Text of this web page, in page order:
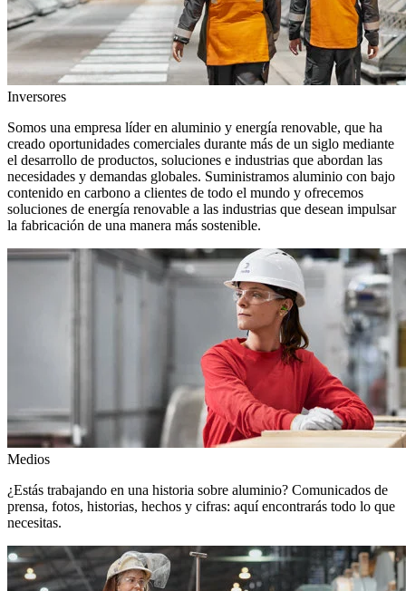
Inversores
Somos una empresa líder en aluminio y energía renovable, que ha
creado oportunidades comerciales durante más de un siglo mediante
el desarrollo de productos, soluciones e industrias que abordan las
necesidades y demandas globales. Suministramos aluminio con bajo
contenido en carbono a clientes de todo el mundo y ofrecemos
soluciones de energía renovable a las industrias que desean impulsar
la fabricación de una manera más sostenible.
Medios
¿Estás trabajando en una historia sobre aluminio? Comunicados de
prensa, fotos, historias, hechos y cifras: aquí encontrarás todo lo que
necesitas.